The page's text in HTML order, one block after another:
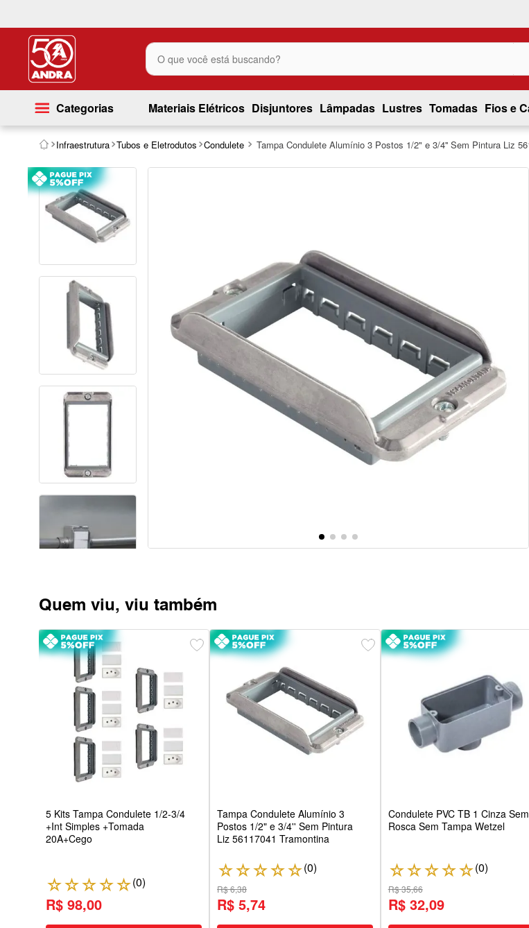
O que você está buscando?
Categorias Materiais Elétricos Disjuntores Lâmpadas Lustres Tomadas Fios e
Infraestrutura Tubos e Eletrodutos Condulete Tampa Condulete Alumínio 3 Postos 1/2" e 3/4'' Sem Pintura Liz
Quem viu, viu também
5 Kits Tampa Condulete 1/2-3/4
+Int Simples +Tomada
20A+Cego
☆☆☆☆☆(0)
R$ 98,00
Tampa Condulete Alumínio 3
Postos 1/2" e 3/4'' Sem Pintura
Liz 56117041 Tramontina
☆☆☆☆☆(0)
R$ 6,38
R$ 5,74
Condulete PVC TB 1 Cinza Sem
Rosca Sem Tampa Wetzel
☆☆☆☆☆(0)
R$ 35,66
R$ 32,09